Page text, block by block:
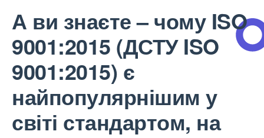
А ви знаєте – чому ISO
9001:2015 (ДСТУ ISO
9001:2015) є
найпопулярнішим у
світі стандартом, на